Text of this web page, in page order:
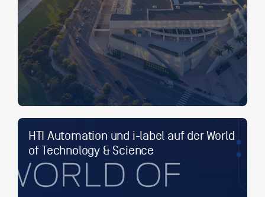
HTI Automation und i-label auf der World
of Technology & Science